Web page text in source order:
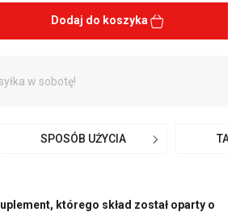
Dodaj do koszyka
w sobotę!
SPOSÓB UŻYCIA
którego skład został oparty o